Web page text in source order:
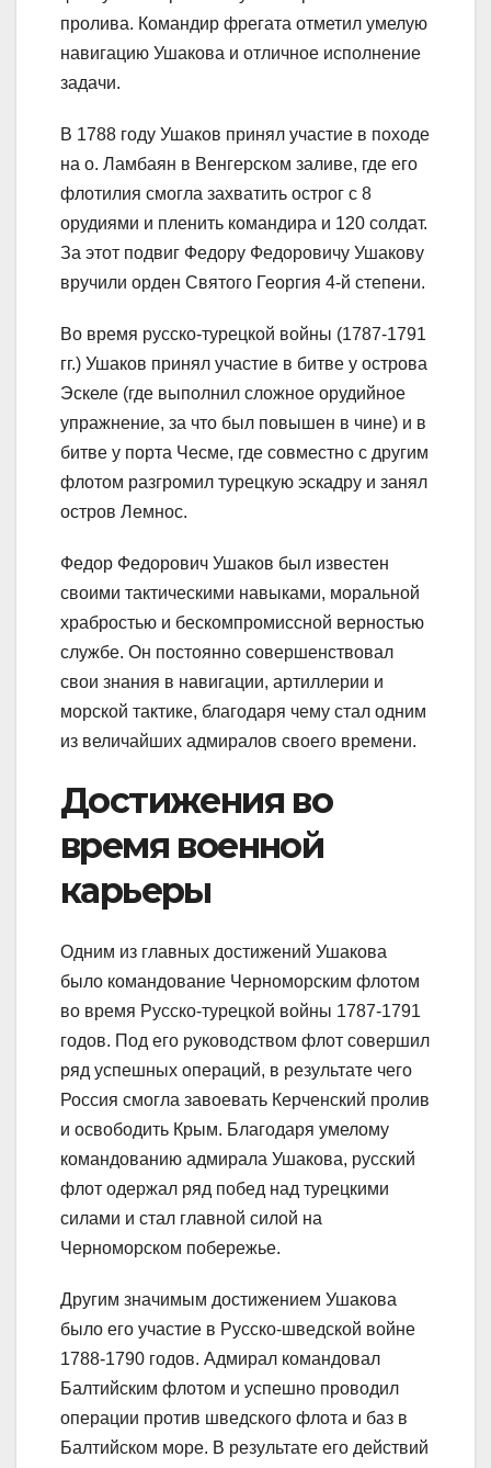
пролива. Командир фрегата отметил умелую
навигацию Ушакова и отличное исполнение
задачи.
В 1788 году Ушаков принял участие в походе
на о. Ламбаян в Венгерском заливе, где его
флотилия смогла захватить острог с 8
орудиями и пленить командира и 120 солдат.
За этот подвиг Федору Федоровичу Ушакову
вручили орден Святого Георгия 4-й степени.
Во время русско-турецкой войны (1787-1791
гг.) Ушаков принял участие в битве у острова
Эскеле (где выполнил сложное орудийное
упражнение, за что был повышен в чине) и в
битве у порта Чесме, где совместно с другим
флотом разгромил турецкую эскадру и занял
остров Лемнос.
Федор Федорович Ушаков был известен
своими тактическими навыками, моральной
храбростью и бескомпромиссной верностью
службе. Он постоянно совершенствовал
свои знания в навигации, артиллерии и
морской тактике, благодаря чему стал одним
из величайших адмиралов своего времени.
Достижения во
время военной
карьеры
Одним из главных достижений Ушакова
было командование Черноморским флотом
во время Русско-турецкой войны 1787-1791
годов. Под его руководством флот совершил
ряд успешных операций, в результате чего
Россия смогла завоевать Керченский пролив
и освободить Крым. Благодаря умелому
командованию адмирала Ушакова, русский
флот одержал ряд побед над турецкими
силами и стал главной силой на
Черноморском побережье.
Другим значимым достижением Ушакова
было его участие в Русско-шведской войне
1788-1790 годов. Адмирал командовал
Балтийским флотом и успешно проводил
операции против шведского флота и баз в
Балтийском море. В результате его действий